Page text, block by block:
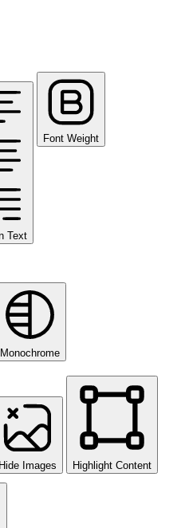
Text
Font Weight
Monochrome
Hide Images Highlight Content